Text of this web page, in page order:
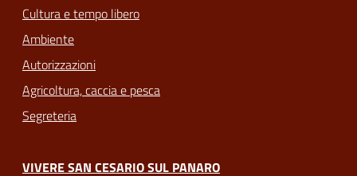
Cultura e tempo libero
Ambiente
Autorizzazioni
Agricoltura, caccia e pesca
Segreteria
VIVERE SAN CESARIO SUL PANARO